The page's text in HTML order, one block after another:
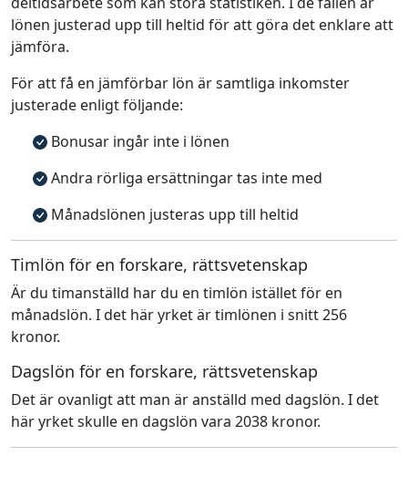
lönen justerad upp till heltid för att göra det enklare att
jämföra.
För att få en jämförbar lön är samtliga inkomster
justerade enligt följande:
Bonusar ingår inte i lönen
Andra rörliga ersättningar tas inte med
Månadslönen justeras upp till heltid
Timlön för en forskare, rättsvetenskap
Är du timanställd har du en timlön istället för en
månadslön. I det här yrket är timlönen i snitt 256
kronor.
Dagslön för en forskare, rättsvetenskap
Det är ovanligt att man är anställd med dagslön. I det
här yrket skulle en dagslön vara 2038 kronor.